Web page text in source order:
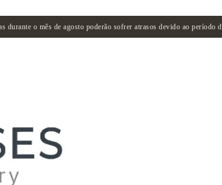
durante o mês de agosto poderão sofrer atrasos devido ao período